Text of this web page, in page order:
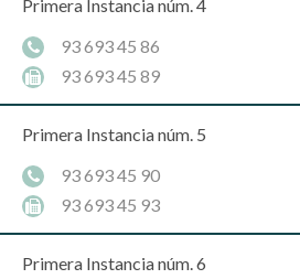
Primera Instancia núm. 4
93 693 45 86
93 693 45 89
Primera Instancia núm. 5
93 693 45 90
93 693 45 93
Primera Instancia núm. 6